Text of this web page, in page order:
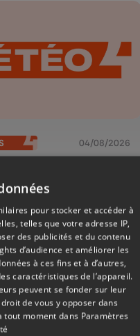
04/08/2026
2026
pour stocker et accéder à
telles que votre adresse IP,
des publicités et du contenu
d’audience et améliorer les
à ces fins et à d’autres,
caractéristiques de l’appareil.
peuvent se fonder sur leur
de vous y opposer dans
tout moment dans Paramètres